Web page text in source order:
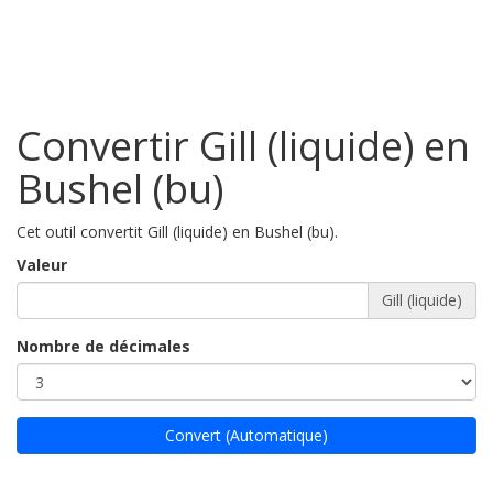
Convertir Gill (liquide) en
Bushel (bu)
Cet outil convertit Gill (liquide) en Bushel (bu).
Valeur
Gill (liquide)
Nombre de décimales
Convert (Automatique)